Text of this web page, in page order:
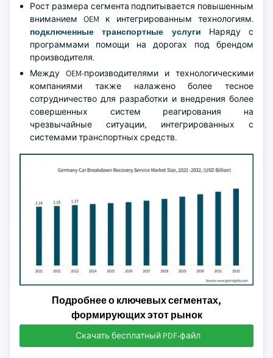
Рост размера сегмента подпитывается повышенным
вниманием OEM к интегрированным технологиям.
подключенные транспортные услуги Наряду с
программами помощи на дорогах под брендом
производителя.
Между OEM-производителями и технологическими
компаниями также налажено более тесное
сотрудничество для разработки и внедрения более
совершенных систем реагирования на
чрезвычайные ситуации, интегрированных с
системами транспортных средств.
Подробнее о ключевых сегментах,
формирующих этот рынок
Скачать бесплатный PDF-файл